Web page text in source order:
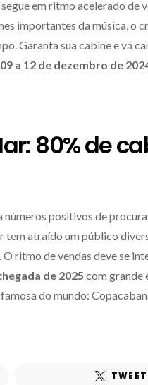
em ritmo acelerado de
importantes da música, o
Garanta sua cabine e vá
09 a 12 de dezembro de
80% de
números positivos de
atraído um público
ritmo de vendas deve se
de 2025 com grande
do mundo:
TWEET